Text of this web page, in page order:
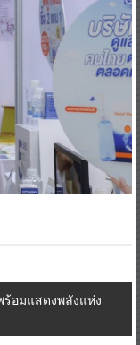
พร้อมแสดงพลังแห่ง